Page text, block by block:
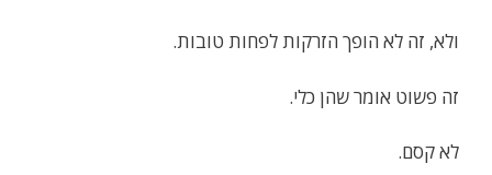
ולא, זה לא הופך הזרקות לפחות טובות.
זה פשוט אומר שהן כלי.
לא קסם.